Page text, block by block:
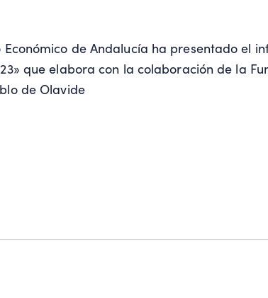
Económico de Andalucía ha presentado el
que elabora con la colaboración de la
de Olavide